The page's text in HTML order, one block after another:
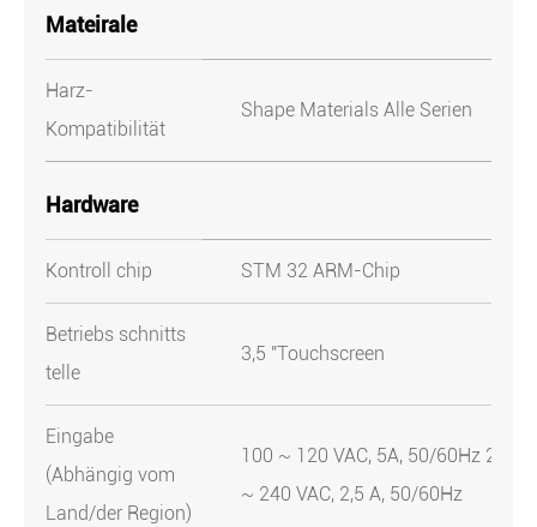
Mateirale
Harz-
Kompatibilität
Shape Materials Alle Serien
Hardware
Kontroll chip STM 32 ARM-Chip
Betriebs schnitts
telle
3,5 ''Touchscreen
Eingabe
(Abhängig vom
Land/der Region)
100 ~ 120 VAC, 5A, 50/60Hz 200
~ 240 VAC, 2,5 A, 50/60Hz